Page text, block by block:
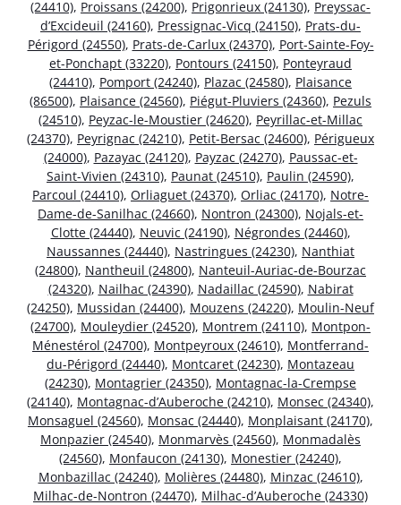
(24410), Proissans (24200), Prigonrieux (24130), Preyssac-
d’Excideuil (24160), Pressignac-Vicq (24150), Prats-du-
Périgord (24550), Prats-de-Carlux (24370), Port-Sainte-Foy-
et-Ponchapt (33220), Pontours (24150), Ponteyraud
(24410), Pomport (24240), Plazac (24580), Plaisance
(86500), Plaisance (24560), Piégut-Pluviers (24360), Pezuls
(24510), Peyzac-le-Moustier (24620), Peyrillac-et-Millac
(24370), Peyrignac (24210), Petit-Bersac (24600), Périgueux
(24000), Pazayac (24120), Payzac (24270), Paussac-et-
Saint-Vivien (24310), Paunat (24510), Paulin (24590),
Parcoul (24410), Orliaguet (24370), Orliac (24170), Notre-
Dame-de-Sanilhac (24660), Nontron (24300), Nojals-et-
Clotte (24440), Neuvic (24190), Négrondes (24460),
Naussannes (24440), Nastringues (24230), Nanthiat
(24800), Nantheuil (24800), Nanteuil-Auriac-de-Bourzac
(24320), Nailhac (24390), Nadaillac (24590), Nabirat
(24250), Mussidan (24400), Mouzens (24220), Moulin-Neuf
(24700), Mouleydier (24520), Montrem (24110), Montpon-
Ménestérol (24700), Montpeyroux (24610), Montferrand-
du-Périgord (24440), Montcaret (24230), Montazeau
(24230), Montagrier (24350), Montagnac-la-Crempse
(24140), Montagnac-d’Auberoche (24210), Monsec (24340),
Monsaguel (24560), Monsac (24440), Monplaisant (24170),
Monpazier (24540), Monmarvès (24560), Monmadalès
(24560), Monfaucon (24130), Monestier (24240),
Monbazillac (24240), Molières (24480), Minzac (24610),
Milhac-de-Nontron (24470), Milhac-d’Auberoche (24330)